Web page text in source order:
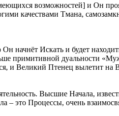
возможностей] и Он
качествами Тмана,
начнёт Искать и будет
примитивной дуальности
и Великий Птенец вылетит на
Высшие Начала,
– это Процессы, очень